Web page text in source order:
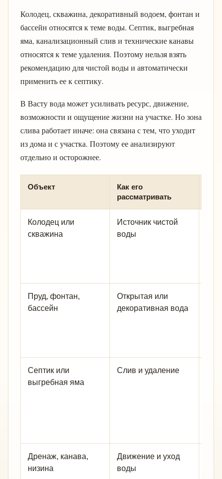
Колодец, скважина, декоративный водоем, фонтан и
бассейн относятся к теме воды. Септик, выгребная
яма, канализационный слив и технические канавы
относятся к теме удаления. Поэтому нельзя взять
рекомендацию для чистой воды и автоматически
применить ее к септику.
В Васту вода может усиливать ресурс, движение,
возможности и ощущение жизни на участке. Но зона
слива работает иначе: она связана с тем, что уходит
из дома и с участка. Поэтому ее анализируют
отдельно и осторожнее.
Объект
Как его
рассматривать
Колодец или
скважина
Источник чистой
воды
Пруд, фонтан,
бассейн
Открытая или
декоративная вода
Септик или
выгребная яма
Слив и удаление
Дренаж, канава,
низина
Движение и уход
воды